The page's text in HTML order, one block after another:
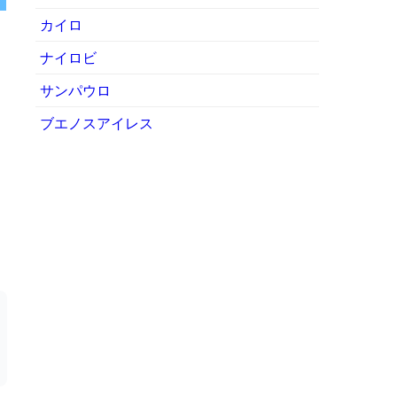
カイロ
ナイロビ
サンパウロ
ブエノスアイレス